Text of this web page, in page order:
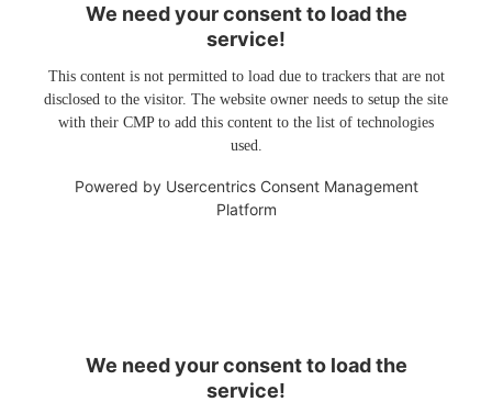
We need your consent to load the
service!
This content is not permitted to load due to trackers that are not
disclosed to the visitor. The website owner needs to setup the site
with their CMP to add this content to the list of technologies
used.
Powered by Usercentrics Consent Management
Platform
We need your consent to load the
service!